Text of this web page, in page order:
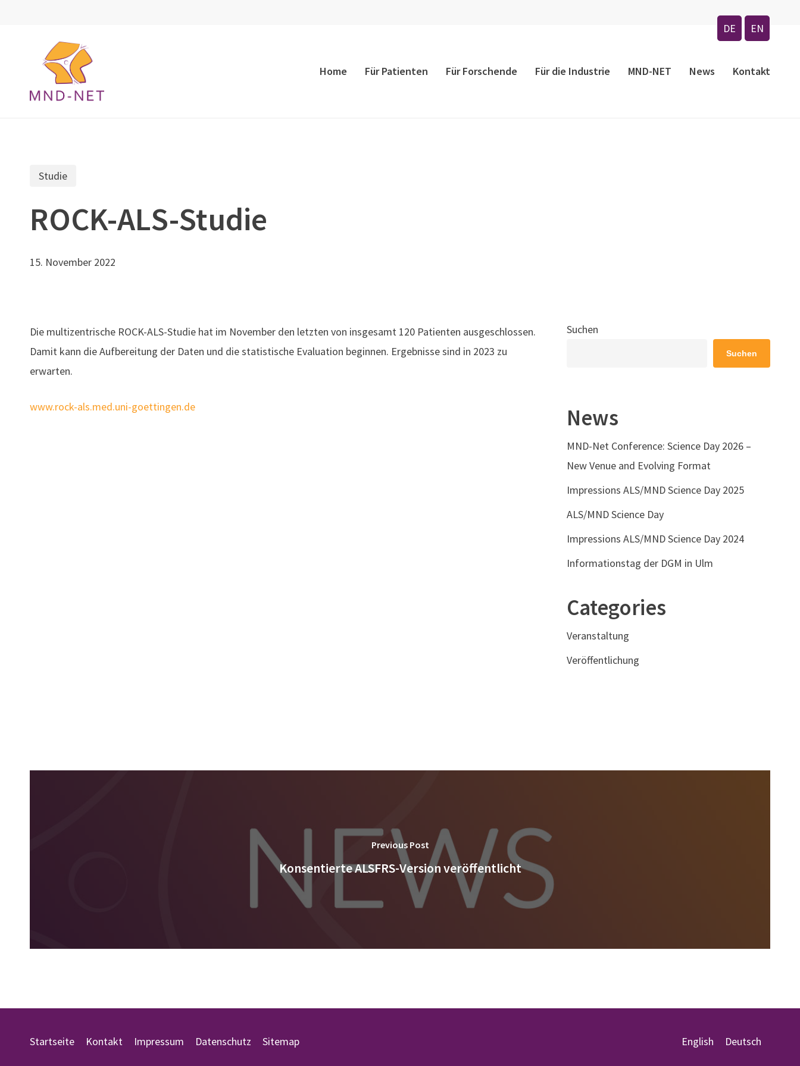
EN
DE
Home Für Patienten Für Forschende Für die Industrie MND-NET News Kontakt
Studie
ROCK-ALS-Studie
15. November 2022
Die multizentrische ROCK-ALS-Studie hat im November den letzten von insgesamt 120 Patienten ausgeschlossen.
Damit kann die Aufbereitung der Daten und die statistische Evaluation beginnen. Ergebnisse sind in 2023 zu
erwarten.
www.rock-als.med.uni-goettingen.de
Suchen
Suchen
News
MND-Net Conference: Science Day 2026 –
New Venue and Evolving Format
Impressions ALS/MND Science Day 2025
ALS/MND Science Day
Impressions ALS/MND Science Day 2024
Informationstag der DGM in Ulm
Categories
Veranstaltung
Veröffentlichung
Previous Post
Konsentierte ALSFRS-Version veröffentlicht
Startseite Kontakt Impressum Datenschutz Sitemap English Deutsch